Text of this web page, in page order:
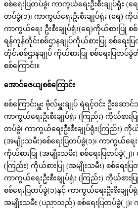
စစ်ရေးပြတပ်ခွဲ၊ ကာကွယ်ရေးဦးစီးချုပ်ရုံး (ရ
တပ်ခွဲ(၁)၊ ကာကွယ်ရေးဦးစီးချုပ်ရုံး (ရေ) ကိုယ်
ကာကွယ်ရေး ဦးစီးချုပ်ရုံး(ရေ)ကိုယ်စားပြု စစ်
ရန်ကုန်တိုင်းစစ်ဌာနချုပ်ကိုယ်စားပြု စစ်ရေးပ
တိုင်းစစ်ဌာနချုပ် ကိုယ်စားပြု စစ်ရေးပြတပ်
စစ်ကြောင်း။
အောင်ဇေယျစစ်ကြောင်း
စစ်ကြောင်းမှူး ဗိုလ်မှူးချုပ် ရဲရင့်ဝင်း ဦးဆေ
ကာကွယ်ရေးဦးစီးချုပ်ရုံး (ကြည်း) ကိုယ်စားပ
တပ်ခွဲ၊ ကာကွယ်ရေးဦးစီးချုပ်ရုံး(ကြည်း) ကိုယ်
(အမျိုးသမီး)စစ်ရေးပြတပ်ခွဲ(၁)၊ ကာကွယ်ရေး
ကိုယ်စားပြု (အမျိုးသမီး) စစ်ရေးပြတပ်ခွဲ(၂)၊
(ကြည်း) ကိုယ်စားပြု (အမျိုးသမီး) စစ်ရေးပြ
ကာကွယ်ရေးဦးစီးချုပ်ရုံး (ကြည်း) ကိုယ်စား
စစ်ရေးပြတပ်ခွဲ(၁)နှင့် ကာကွယ်ရေးဦးစီးချုပ်
အမျိုးသမီး (ပညာသည်) စစ်ရေးပြတပ်ခွဲ(၂)၊